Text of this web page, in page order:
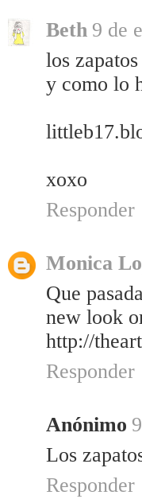
Beth 9 de
los
y como lo
xoxo
Responder
Monica
Que
new look
http://
Responder
Anónimo
Los
Responder